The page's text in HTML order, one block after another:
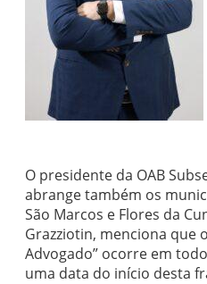
O presidente da OAB
abrange também os
São Marcos e Flores da
Grazziotin, menciona que
Advogado” ocorre em
uma data do início desta